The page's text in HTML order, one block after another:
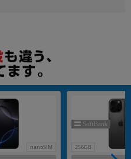
nanoSIM 256GB